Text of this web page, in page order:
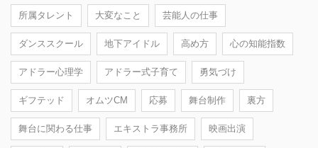
所属タレント 大変なこと 芸能人の仕事
ダンススクール 地下アイドル 高め方 心の知能指数
アドラー心理学 アドラー式子育て 勇気づけ
ギフテッド オムツCM 応募 舞台制作 裏方
舞台に関わる仕事 エキストラ事務所 映画出演